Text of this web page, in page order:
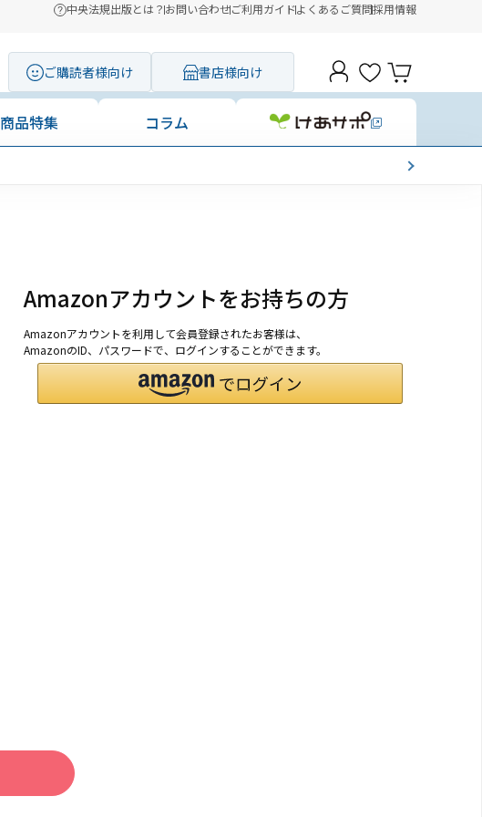
中央法規出版とは？お問い合わせご利用ガイドよくあるご質問採用情報
ご購読者様向け 書店様向け
商品特集 コラム
Amazonアカウントをお持ちの方
Amazonアカウントを利用して会員登録されたお客様は、
AmazonのID、パスワードで、ログインすることができます。